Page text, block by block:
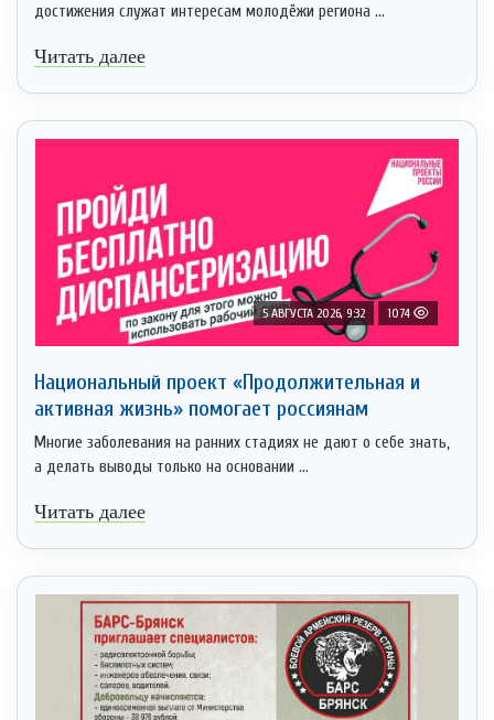
достижения служат интересам молодёжи региона ...
Читать далее
5 АВГУСТА 2026, 9:32 1074
Национальный проект «Продолжительная и
активная жизнь» помогает россиянам
Многие заболевания на ранних стадиях не дают о себе знать,
а делать выводы только на основании ...
Читать далее